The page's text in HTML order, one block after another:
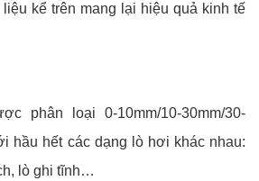
kể trên mang lại hiệu quả kinh tế
phân loại 0-10mm/10-30mm/30-
hầu hết các dạng lò hơi khác nhau:
lò ghi tĩnh…